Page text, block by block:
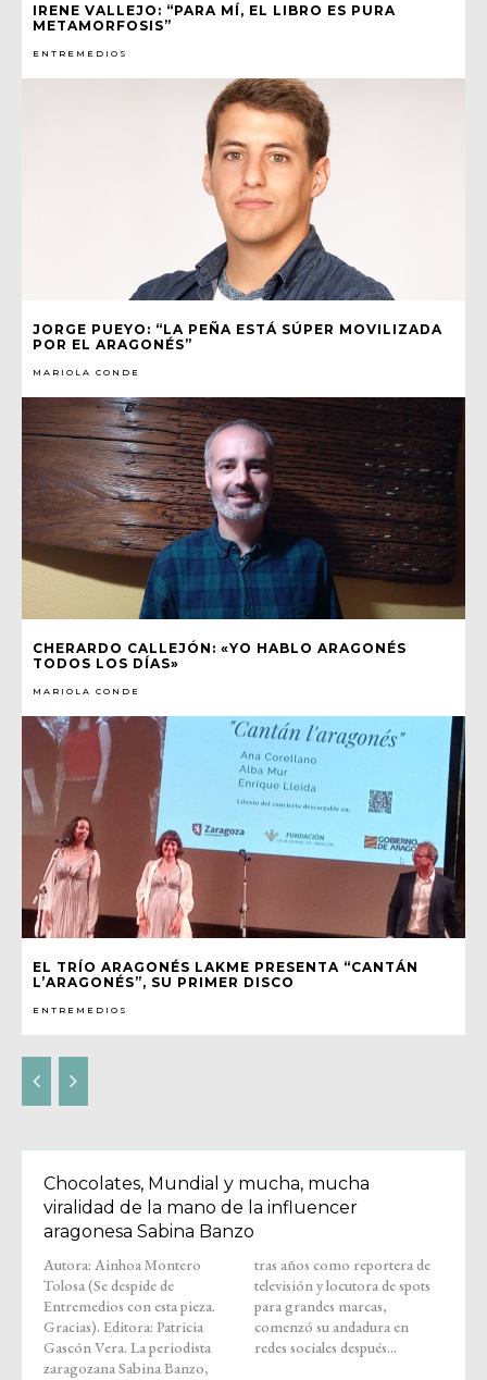
IRENE VALLEJO: “PARA MÍ, EL LIBRO ES PURA
METAMORFOSIS”
ENTREMEDIOS
JORGE PUEYO: “LA PEÑA ESTÁ SÚPER MOVILIZADA
POR EL ARAGONÉS”
MARIOLA CONDE
CHERARDO CALLEJÓN: «YO HABLO ARAGONÉS
TODOS LOS DÍAS»
MARIOLA CONDE
EL TRÍO ARAGONÉS LAKME PRESENTA “CANTÁN
L’ARAGONÉS”, SU PRIMER DISCO
ENTREMEDIOS
Chocolates, Mundial y mucha, mucha
viralidad de la mano de la influencer
aragonesa Sabina Banzo
Autora: Ainhoa Montero
Tolosa (Se despide de
Entremedios con esta pieza.
Gracias). Editora: Patricia
Gascón Vera. La periodista
zaragozana Sabina Banzo,
tras años como reportera de
televisión y locutora de spots
para grandes marcas,
comenzó su andadura en
redes sociales después...